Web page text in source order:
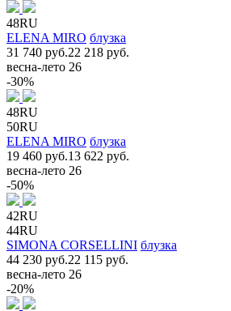
48RU
ELENA MIRO блузка
31 740 руб.22 218 руб.
весна-лето 26
-30%
48RU
50RU
ELENA MIRO блузка
19 460 руб.13 622 руб.
весна-лето 26
-50%
42RU
44RU
SIMONA CORSELLINI блузка
44 230 руб.22 115 руб.
весна-лето 26
-20%